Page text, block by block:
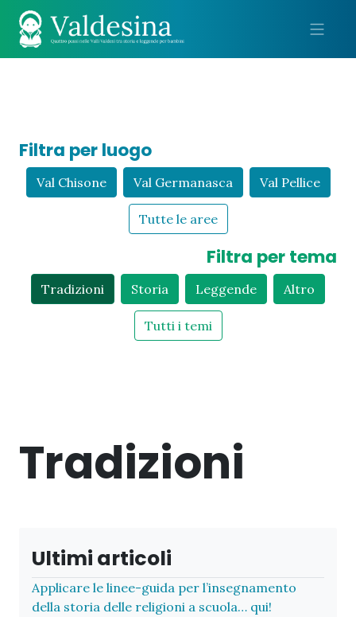
Filtra per luogo
Val Chisone Val Germanasca Val Pellice
Tutte le aree
Filtra per tema
Tradizioni Storia Leggende Altro
Tutti i temi
Tradizioni
Ultimi articoli
Applicare le linee-guida per l’insegnamento
della storia delle religioni a scuola… qui!